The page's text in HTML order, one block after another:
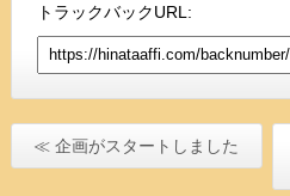
トラックバックURL:
≪ 企画がスタートしました